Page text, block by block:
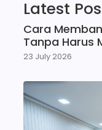
Latest
Cara
Tanpa Harus
23 July 2026